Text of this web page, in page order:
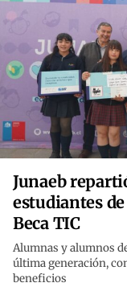
Junaeb
estudiantes
Beca TIC
Alumnas y alumnos
última generación,
beneficios